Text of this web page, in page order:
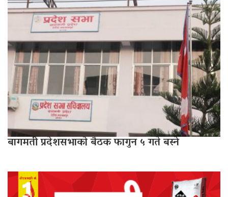
बागमती प्रदेशसभाको बैठक फागुन ५ गते बस्ने